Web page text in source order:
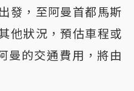
發，至阿曼首都馬斯
他狀況，預估車程或
曼的交通費用，將由